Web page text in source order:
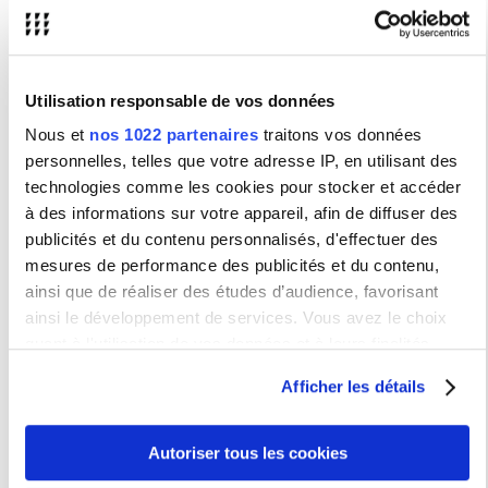
Utilisation responsable de vos données
Nous et nos 1022 partenaires traitons vos données
personnelles, telles que votre adresse IP, en utilisant des
technologies comme les cookies pour stocker et accéder
à des informations sur votre appareil, afin de diffuser des
publicités et du contenu personnalisés, d'effectuer des
mesures de performance des publicités et du contenu,
ainsi que de réaliser des études d’audience, favorisant
ainsi le développement de services. Vous avez le choix
moment en consultant la Déclaration relative aux cookies
ou en cliquant sur l'icône de confidentialité.
Si vous le permettez, nous aimerions également :
Afficher les détails
Autoriser tous les cookies
Daniel
A2 JYESA21
Espagnol A2 1
Gianna
Schmitter
Jeudi 11h
2
Melissa
Lecointre
Mercredi
9h30
mercredi
Cabrera
Müller-Wirth
lundi